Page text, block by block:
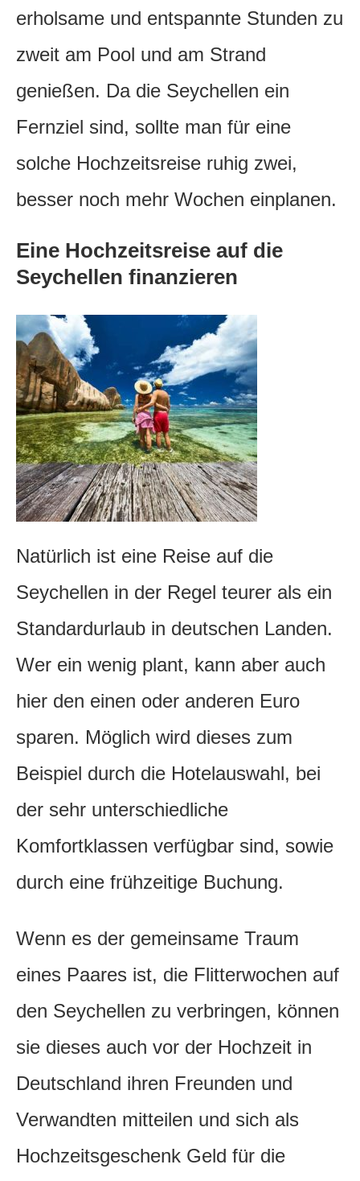
erholsame und entspannte Stunden zu
zweit am Pool und am Strand
genießen. Da die Seychellen ein
Fernziel sind, sollte man für eine
solche Hochzeitsreise ruhig zwei,
besser noch mehr Wochen einplanen.
Eine Hochzeitsreise auf die
Seychellen finanzieren
Natürlich ist eine Reise auf die
Seychellen in der Regel teurer als ein
Standardurlaub in deutschen Landen.
Wer ein wenig plant, kann aber auch
hier den einen oder anderen Euro
sparen. Möglich wird dieses zum
Beispiel durch die Hotelauswahl, bei
der sehr unterschiedliche
Komfortklassen verfügbar sind, sowie
durch eine frühzeitige Buchung.
Wenn es der gemeinsame Traum
eines Paares ist, die Flitterwochen auf
den Seychellen zu verbringen, können
sie dieses auch vor der Hochzeit in
Deutschland ihren Freunden und
Verwandten mitteilen und sich als
Hochzeitsgeschenk Geld für die